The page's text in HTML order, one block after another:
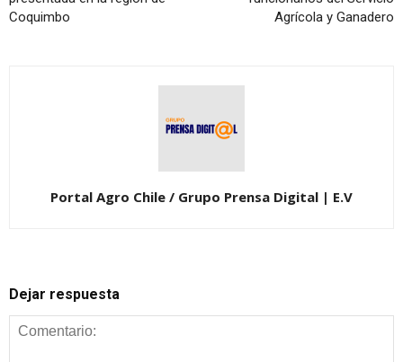
Coquimbo
Agrícola y Ganadero
Portal Agro Chile / Grupo Prensa Digital | E.V
Dejar respuesta